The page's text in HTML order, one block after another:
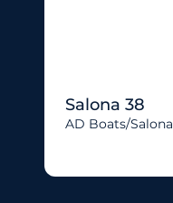
Salona 38
AD Boats/salona